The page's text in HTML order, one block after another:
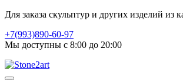
Для заказа скульптур и других изделий из
+7(993)890-60-97
Мы доступны с 8:00 до 20:00